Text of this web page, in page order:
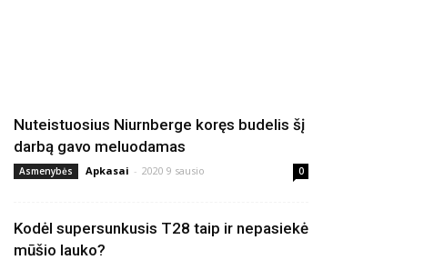
Nuteistuosius Niurnberge koręs budelis šį
darbą gavo meluodamas
Asmenybės Apkasai - 2020 9 sausio 0
Kodėl supersunkusis T28 taip ir nepasiekė
mūšio lauko?